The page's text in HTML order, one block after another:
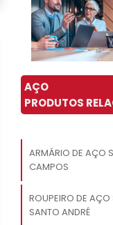
AÇO
PRODUTOS
ARMÁRIO DE AÇO
CAMPOS
ROUPEIRO DE
SANTO ANDRÉ